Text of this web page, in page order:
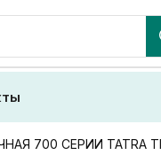
700 СЕРИИ TATRA